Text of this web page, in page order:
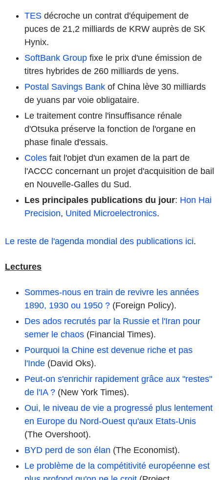
TES décroche un contrat d'équipement de
puces de 21,2 milliards de KRW auprès de SK
Hynix.
SoftBank Group fixe le prix d'une émission de
titres hybrides de 260 milliards de yens.
Postal Savings Bank of China lève 30 milliards
de yuans par voie obligataire.
Le traitement contre l'insuffisance rénale
d'Otsuka préserve la fonction de l'organe en
phase finale d'essais.
Coles fait l'objet d'un examen de la part de
l'ACCC concernant un projet d'acquisition de bail
en Nouvelle-Galles du Sud.
Les principales publications du jour: Hon Hai
Precision, United Microelectronics.
Le reste de l'agenda mondial des publications ici.
Lectures
Sommes-nous en train de revivre les années
1890, 1930 ou 1950 ? (Foreign Policy).
Des ados recrutés par la Russie et l'Iran pour
semer le chaos (Financial Times).
Pourquoi la Chine est devenue riche et pas
l'Inde (David Oks).
Peut-on s'enrichir rapidement grâce aux "restes"
de l'IA ? (New York Times).
Oui, le niveau de vie a progressé plus lentement
en Europe du Nord-Ouest qu'aux Etats-Unis
(The Overshoot).
BYD perd de son élan (The Economist).
Le problème de la compétitivité européenne est